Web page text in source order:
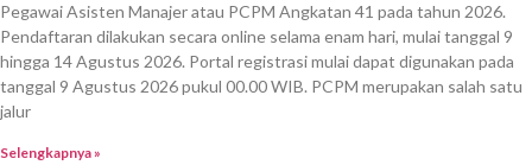
Pegawai Asisten Manajer atau PCPM Angkatan 41 pada tahun 2026.
Pendaftaran dilakukan secara online selama enam hari, mulai tanggal 9
hingga 14 Agustus 2026. Portal registrasi mulai dapat digunakan pada
tanggal 9 Agustus 2026 pukul 00.00 WIB. PCPM merupakan salah satu
jalur
Selengkapnya »